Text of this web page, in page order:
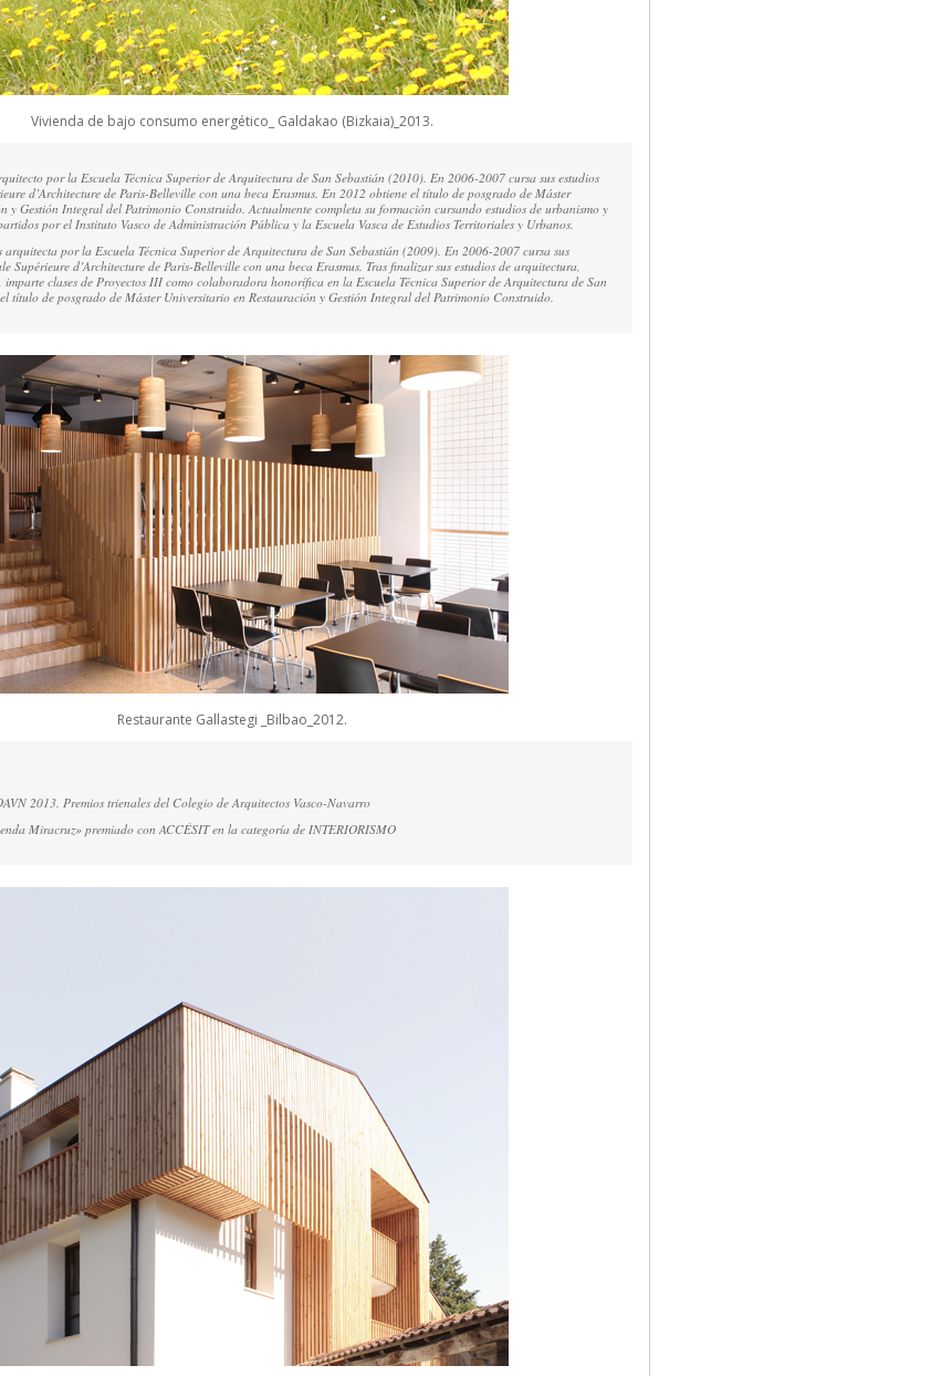
Vivienda de bajo consumo energético_ Galdakao (Bizkaia)_2013.
por la Escuela Técnica Superior de Arquitectura de San Sebastián (2010). En 2006-2007 cursa sus estudios
d’Architecture de Paris-Belleville con una beca Erasmus. En 2012 obtiene el título de posgrado de Máster
y Gestión Integral del Patrimonio Construido. Actualmente completa su formación cursando estudios de urbanismo y
por el Instituto Vasco de Administración Pública y la Escuela Vasca de Estudios Territoriales y Urbanos.
arquitecta por la Escuela Técnica Superior de Arquitectura de San Sebastián (2009). En 2006-2007 cursa sus
Supérieure d’Architecture de Paris-Belleville con una beca Erasmus. Tras finalizar sus estudios de arquitectura,
clases de Proyectos III como colaboradora honorífica en la Escuela Técnica Superior de Arquitectura de San
título de posgrado de Máster Universitario en Restauración y Gestión Integral del Patrimonio Construido.
Restaurante Gallastegi _Bilbao_2012.
2013. Premios trienales del Colegio de Arquitectos Vasco-Navarro
Miracruz» premiado con ACCÉSIT en la categoría de INTERIORISMO